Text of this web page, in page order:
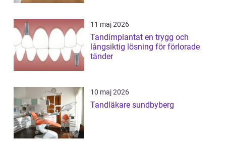
11 maj 2026
Tandimplantat en trygg och
långsiktig lösning för förlorade
tänder
10 maj 2026
Tandläkare sundbyberg